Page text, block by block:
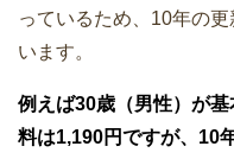
っているため、10年の
います。
例えば30歳（男性）が
料は1,190円ですが、10